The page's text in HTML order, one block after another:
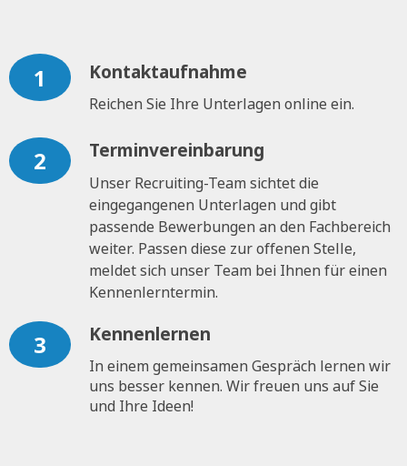
1 Kontaktaufnahme
Reichen Sie Ihre Unterlagen online ein.
2 Terminvereinbarung
Unser Recruiting-Team sichtet die
eingegangenen Unterlagen und gibt
passende Bewerbungen an den Fachbereich
weiter. Passen diese zur offenen Stelle,
meldet sich unser Team bei Ihnen für einen
Kennenlerntermin.
3 Kennenlernen
In einem gemeinsamen Gespräch lernen wir
uns besser kennen. Wir freuen uns auf Sie
und Ihre Ideen!